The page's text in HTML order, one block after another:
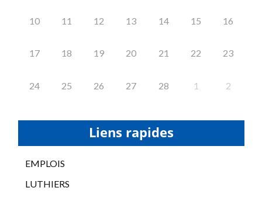
10 11 12 13 14 15 16
17 18 19 20 21 22 23
24 25 26 27 28 1 2
Liens rapides
EMPLOIS
LUTHIERS